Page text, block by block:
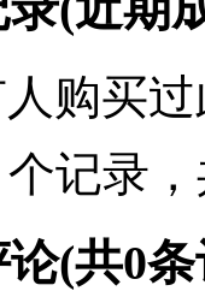
购买
个记录
论(共0